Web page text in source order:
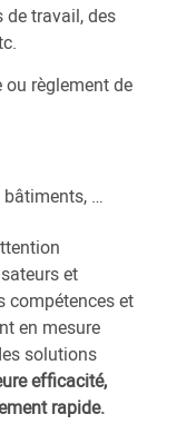
de travail, des
règlement de
bâtiments, …
et
compétences et
en mesure
solutions
efficacité,
rapide.